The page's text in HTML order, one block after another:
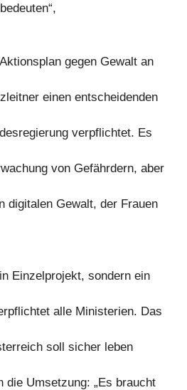
gegen Gewalt an
einen entscheidenden
verpflichtet. Es
von Gefährdern, aber
digitalen Gewalt, der Frauen
Einzelprojekt, sondern ein
alle Ministerien. Das
soll sicher leben
die Umsetzung: „Es braucht